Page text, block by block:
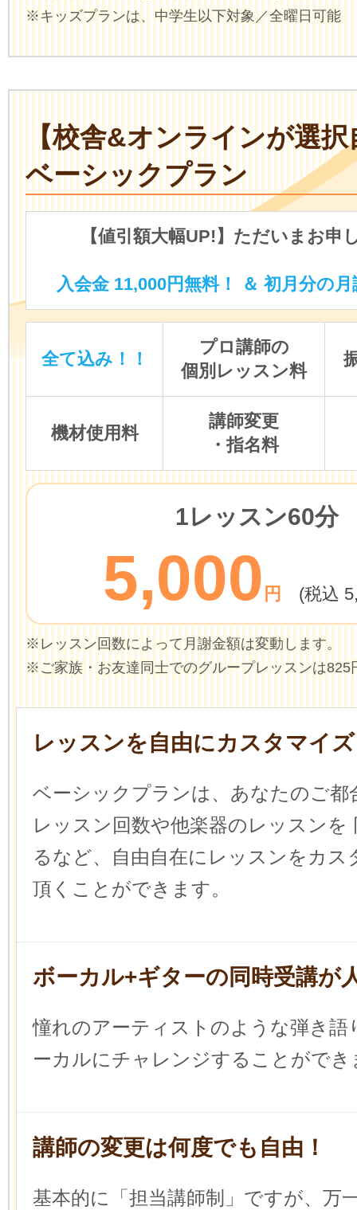
※キッズプランは、中学生以下対象／全曜日可能
【校舎&オンラインが選
ベーシックプラン
【値引額大幅UP!】ただいまお申
入会金 11,000円無料！ ＆ 初月分の
全て込み！！
プロ講師の
個別レッスン料
機材使用料
講師変更
・指名料
1レッスン60分
5,000 円 (税込
※レッスン回数によって月謝金額は変動します。
※ご家族・お友達同士でのグループレッスンは825
レッスンを自由にカスタマイズ
ベーシックプランは、あなたのご都
レッスン回数や他楽器のレッスンを
るなど、自由自在にレッスンをカス
頂くことができます。
ボーカル+ギターの同時受講が
憧れのアーティストのような弾き語
ーカルにチャレンジすることができ
講師の変更は何度でも自由！
基本的に「担当講師制」ですが、万